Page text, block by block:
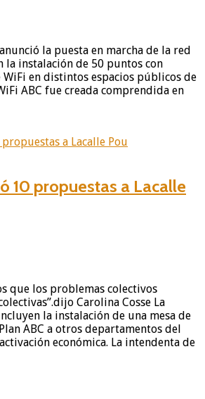
la puesta en marcha de la red
la instalación de 50 puntos con
en distintos espacios públicos de
ABC fue creada comprendida en
10 propuestas a Lacalle
que los problemas colectivos
Carolina Cosse La
la instalación de una mesa de
ABC a otros departamentos del
económica. La intendenta de